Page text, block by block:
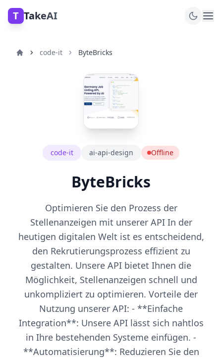
T TakeAI
code-it ByteBricks
code-it ai-api-design Offline
ByteBricks
Optimieren Sie den Prozess der
Stellenanzeigen mit unserer API In der
heutigen digitalen Welt ist es entscheidend,
den Rekrutierungsprozess effizient zu
gestalten. Unsere API bietet Ihnen die
Möglichkeit, Stellenanzeigen schnell und
unkompliziert zu optimieren. Vorteile der
Nutzung unserer API: - **Einfache
Integration**: Unsere API lässt sich nahtlos
in Ihre bestehenden Systeme einfügen. -
**Automatisierung**: Reduzieren Sie den